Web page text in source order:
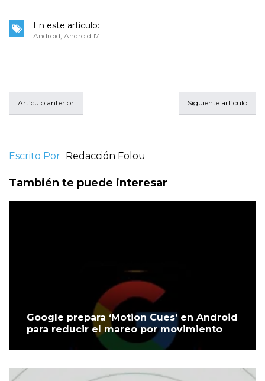
En este artículo:
Android Android 17
Artículo anterior Siguiente artículo
Escrito Por Redacción Folou
También te puede interesar
Google prepara ‘Motion Cues’ en Android
para reducir el mareo por movimiento